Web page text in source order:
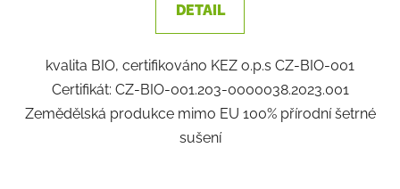
DETAIL
kvalita BIO, certifikováno KEZ o.p.s CZ-BIO-001
Certifikát: CZ-BIO-001.203-0000038.2023.001
Zemědělská produkce mimo EU 100% přírodní šetrné
sušení